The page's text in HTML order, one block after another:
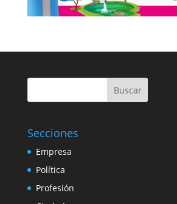
Buscar
Secciones
Empresa
Política
Profesión